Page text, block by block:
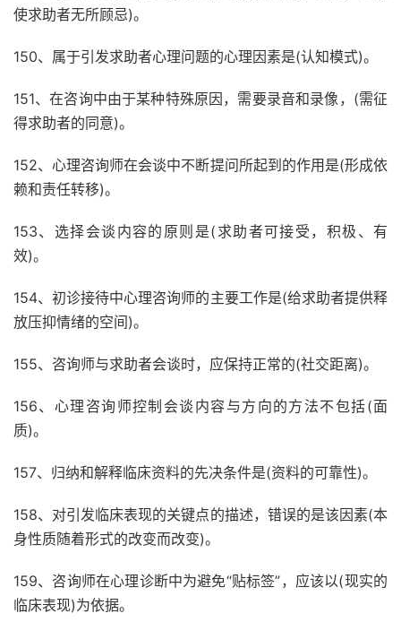
使求助者无所顾忌)。
150、属于引发求助者心理问题的心理因素是(认知模式)。
151、在咨询中由于某种特殊原因，需要录音和录像，(需征
得求助者的同意)。
152、心理咨询师在会谈中不断提问所起到的作用是(形成依
赖和责任转移)。
153、选择会谈内容的原则是(求助者可接受，积极、有
效)。
154、初诊接待中心理咨询师的主要工作是(给求助者提供释
放压抑情绪的空间)。
155、咨询师与求助者会谈时，应保持正常的(社交距离)。
156、心理咨询师控制会谈内容与方向的方法不包括(面
质)。
157、归纳和解释临床资料的先决条件是(资料的可靠性)。
158、对引发临床表现的关键点的描述，错误的是该因素(本
身性质随着形式的改变而改变)。
159、咨询师在心理诊断中为避免“贴标签”，应该以(现实的
临床表现)为依据。